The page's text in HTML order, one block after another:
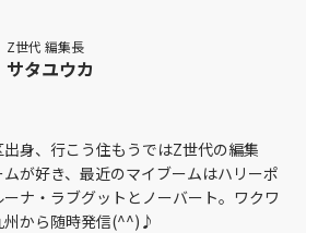
Z世代 編集長
サタユウカ
身、行こう住もうではZ世代の編集
が好き、最近のマイブームはハリーポ
ナ・ラブグットとノーバート。ワクワ
州から随時発信(^^)♪